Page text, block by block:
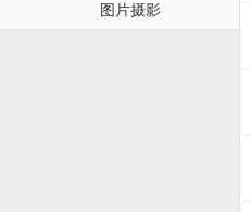
图片摄影